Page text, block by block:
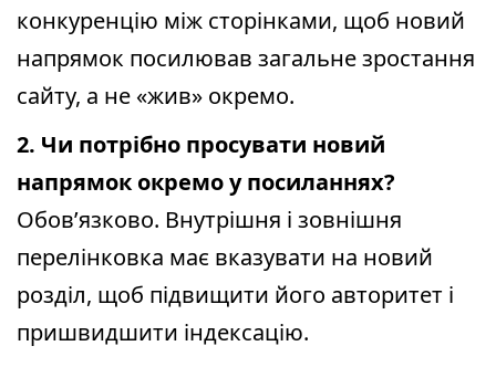
конкуренцію між сторінками, щоб новий
напрямок посилював загальне зростання
сайту, а не «жив» окремо.
2. Чи потрібно просувати новий
напрямок окремо у посиланнях?
Обов’язково. Внутрішня і зовнішня
перелінковка має вказувати на новий
розділ, щоб підвищити його авторитет і
пришвидшити індексацію.